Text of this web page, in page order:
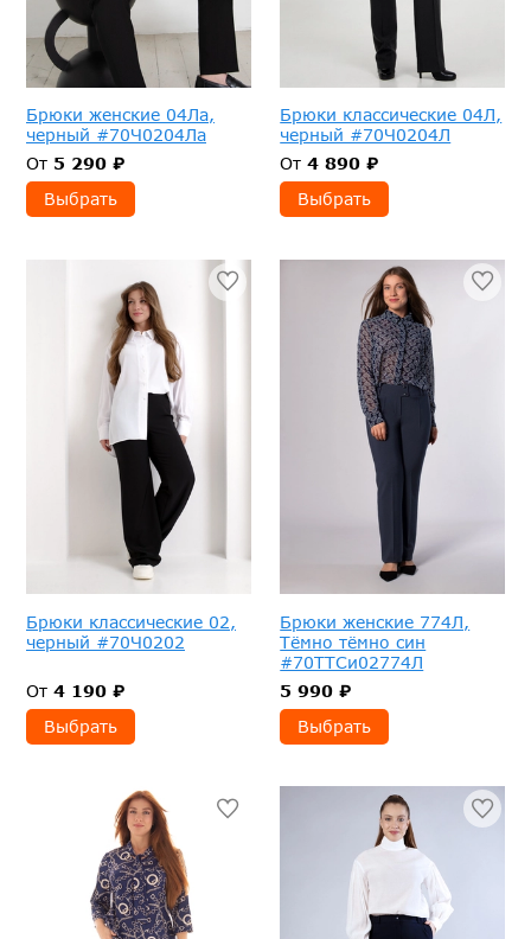
Брюки женские 04Ла,
черный #70Ч0204Ла
От 5 290 ₽
Выбрать
Брюки классические 04Л,
черный #70Ч0204Л
От 4 890 ₽
Выбрать
Брюки классические 02,
черный #70Ч0202
От 4 190 ₽
Выбрать
Брюки женские 774Л,
Тёмно тёмно син
#70ТТСи02774Л
5 990 ₽
Выбрать